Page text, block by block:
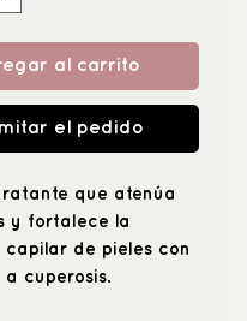
al carrito
el pedido
que atenúa
y fortalece la
de pieles con
cuperosis.